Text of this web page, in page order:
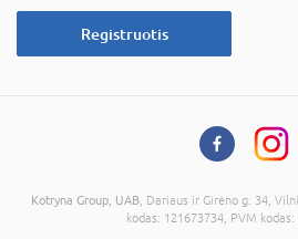
Registruotis
Kotryna Group, UAB , Dariaus ir Girėno g. 34,
kodas: 121673734, PVM kodas: